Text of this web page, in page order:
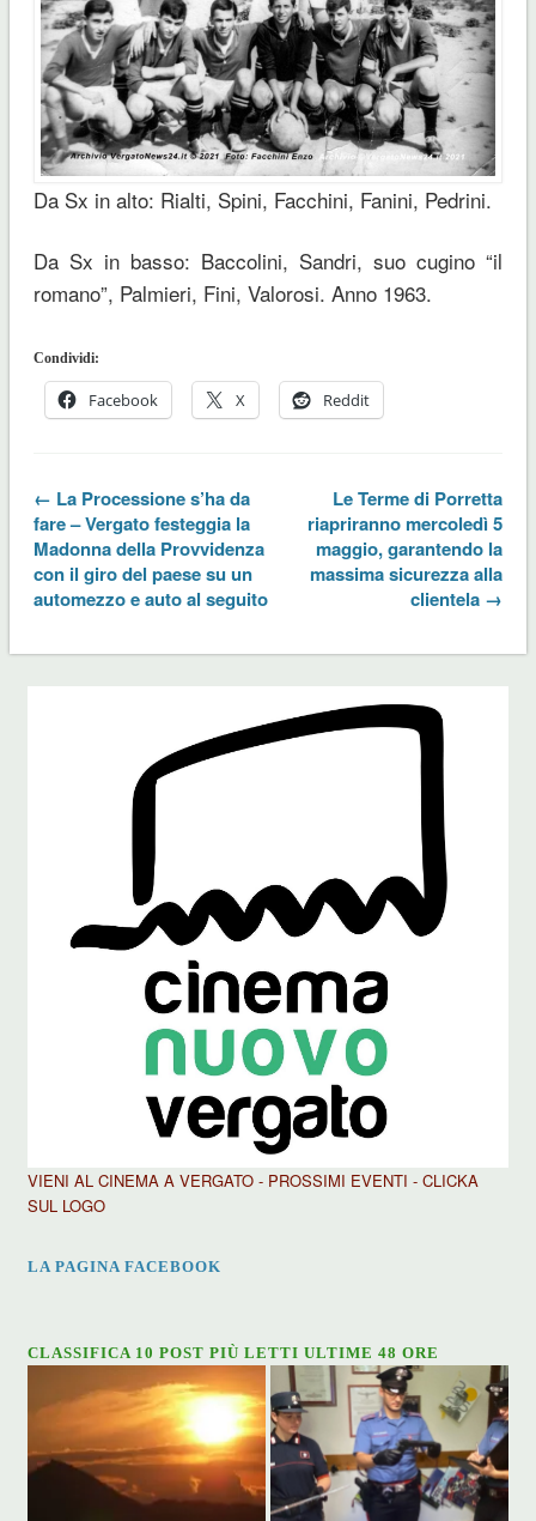
Da Sx in alto: Rialti, Spini, Facchini, Fanini, Pedrini.
Da Sx in basso: Baccolini, Sandri, suo cugino “il
romano”, Palmieri, Fini, Valorosi. Anno 1963.
Condividi:
Facebook X Reddit
← La Processione s’ha da
fare – Vergato festeggia la
Madonna della Provvidenza
con il giro del paese su un
automezzo e auto al seguito
Le Terme di Porretta
riapriranno mercoledì 5
maggio, garantendo la
massima sicurezza alla
clientela →
VIENI AL CINEMA A VERGATO - PROSSIMI EVENTI - CLICKA
SUL LOGO
LA PAGINA FACEBOOK
CLASSIFICA 10 POST PIÙ LETTI ULTIME 48 ORE